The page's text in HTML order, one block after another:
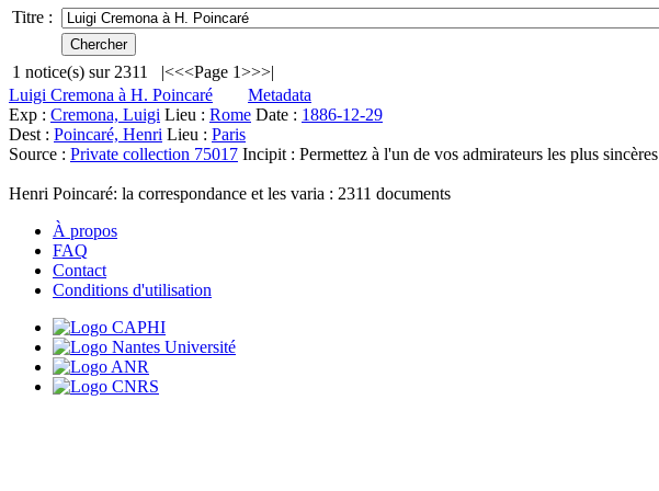
Titre :
1 notice(s) sur 2311 |<<<Page 1>>>|
Luigi Cremona à H. Poincaré
Metadata
Exp : Cremona, Luigi Lieu : Rome Date : 1886-12-29
Dest : Poincaré, Henri Lieu : Paris
Source : Private collection 75017 Incipit : Permettez à l'un de vos admirateurs les plus sincères
Henri Poincaré: la correspondance et les varia : 2311 documents
À propos
FAQ
Contact
Conditions d'utilisation